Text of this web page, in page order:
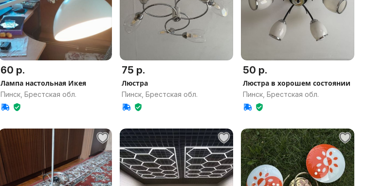
60 р.
Лампа настольная Икея
Пинск, Брестская обл.
75 р.
Люстра
Пинск, Брестская обл.
50 р.
Люстра в хорошем состоянии
Пинск, Брестская обл.